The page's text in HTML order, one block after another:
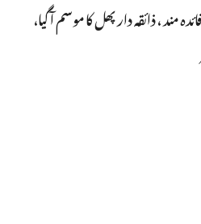
، ذائقہ دار پھل کا موسم آگیا،